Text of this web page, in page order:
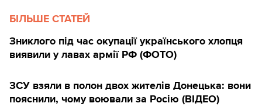
БІЛЬШЕ СТАТЕЙ
Зниклого під час окупації українського хлопця
виявили у лавах армії РФ (ФОТО)
ЗСУ взяли в полон двох жителів Донецька: вони
пояснили, чому воювали за Росію (ВІДЕО)